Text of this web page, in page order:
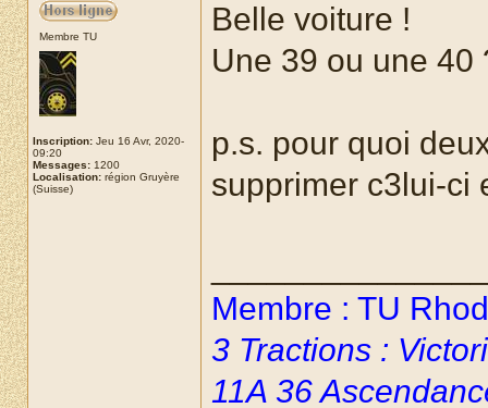
Membre TU
Inscription: Jeu 16 Avr, 2020-
09:20
Messages: 1200
Localisation: région Gruyère
(Suisse)
Belle voiture !
Une 39 ou une 40
p.s. pour quoi
supprimer c3lui-ci
Membre : TU
3 Tractions :
11A 36